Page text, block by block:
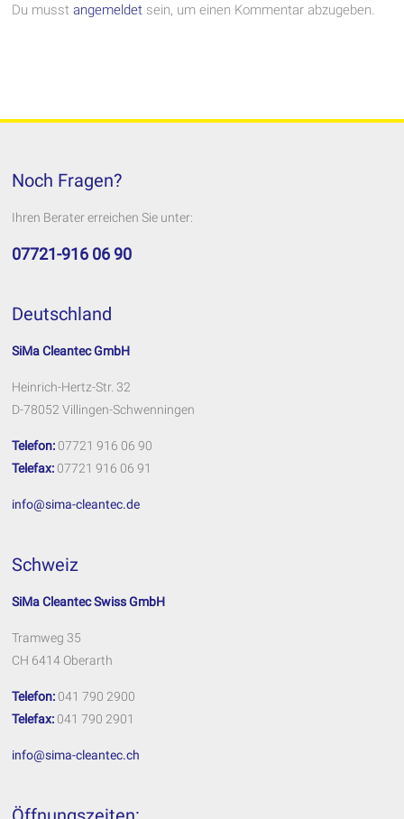
Du musstangemeldet sein, um einen Kommentar abzugeben.
Noch Fragen?
Ihren Berater erreichen Sie unter:
07721-916 06 90
Deutschland
SiMa Cleantec GmbH
Heinrich-Hertz-Str. 32
D-78052 Villingen-Schwenningen
Telefon: 07721 916 06 90
Telefax: 07721 916 06 91
info@sima-cleantec.de
Schweiz
SiMa Cleantec Swiss GmbH
Tramweg 35
CH 6414 Oberarth
Telefon: 041 790 2900
Telefax: 041 790 2901
info@sima-cleantec.ch